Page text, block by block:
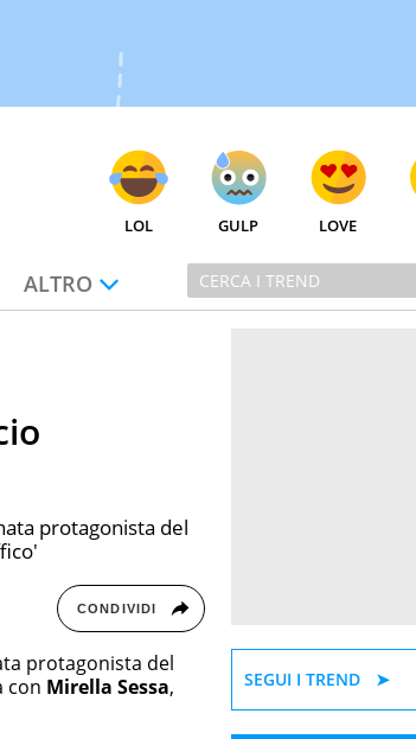
LOL GULP LOVE
ALTRO
protagonista del
CONDIVIDI
protagonista del
con Mirella Sessa,
SEGUI I TREND